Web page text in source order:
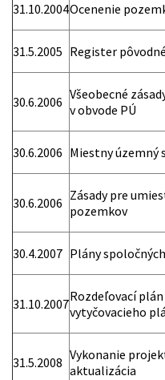
31.10.2004Ocenenie
31.5.2005 Register
30.6.2006 Všeobecné
v obvode PÚ
30.6.2006 Miestny
30.6.2006 Zásady pre
pozemkov
30.4.2007 Plány
31.10.2007Rozdeľovací
vytyčovacieho
31.5.2008 Vykonanie
aktualizácia